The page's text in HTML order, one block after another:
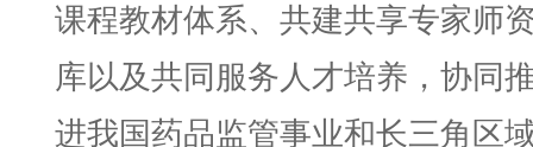
课程教材体系、共建共享专家师
库以及共同服务人才培养，协同
进我国药品监管事业和长三角区